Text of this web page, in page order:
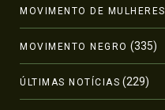
MOVIMENTO DE MULHERES
MOVIMENTO NEGRO (335)
ÚLTIMAS NOTÍCIAS (229)